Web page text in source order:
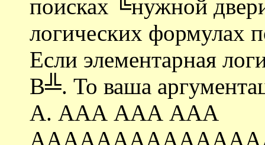
поисках ╚нужной
логических формулах
Если элементарная
В╩. То ваша
А. ААА ААА ААА